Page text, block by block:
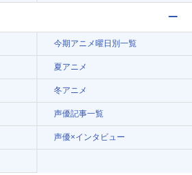
今期アニメ曜日別一覧
夏アニメ
冬アニメ
声優記事一覧
声優×インタビュー